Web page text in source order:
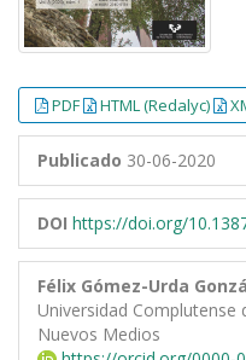
PDF HTML (Redalyc)
Publicado 30-06-2020
DOI https://doi.org/
Félix Gómez-Urda
Universidad
Nuevos Medios